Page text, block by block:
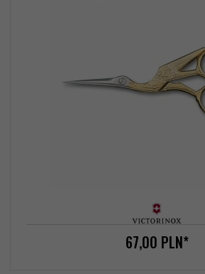
67,00 PLN*